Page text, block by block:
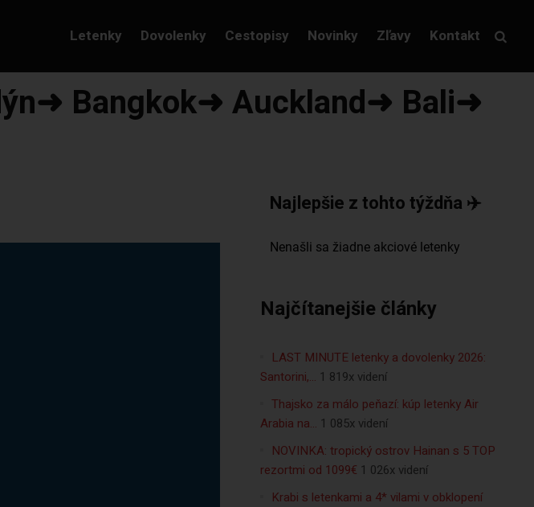
Letenky Dovolenky Cestopisy Novinky Zľavy Kontakt
Bangkok➜ Auckland➜ Bali➜
Najlepšie z tohto týždňa ✈️
Najčítanejšie články
LAST MINUTE letenky a dovolenky 2026:
Santorini,… 1 819x videní
Thajsko za málo peňazí: kúp letenky Air
Arabia na… 1 085x videní
NOVINKA: tropický ostrov Hainan s 5 TOP
rezortmi od 1099€ 1 026x videní
Krabi s letenkami a 4* vilami v obklopení